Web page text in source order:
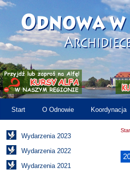
Start O Odnowie Koordynacja
Wydarzenia 2023
Wydarzenia 2022
Wydarzenia 2021